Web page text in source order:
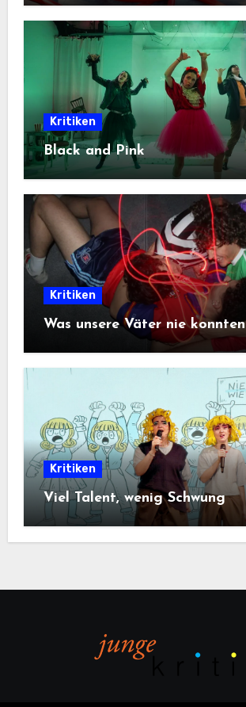
Kritiken
Black and Pink
Kritiken
Was unsere Väter nie konnten
Kritiken
Viel Talent, wenig Schwung